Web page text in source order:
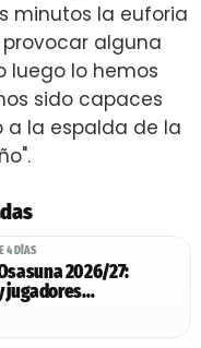
minutos la euforia
alguna
luego lo hemos
sido capaces
a la espalda de la
4 DÍAS
2026/27:
jugadores